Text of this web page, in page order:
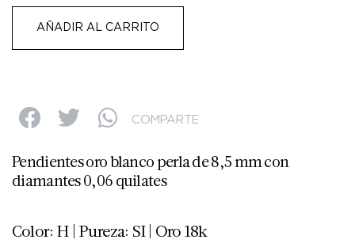
AÑADIR AL CARRITO
COMPARTE
Pendientes oro blanco perla de 8,5 mm con
diamantes 0,06 quilates
Color: H | Pureza: SI | Oro 18k